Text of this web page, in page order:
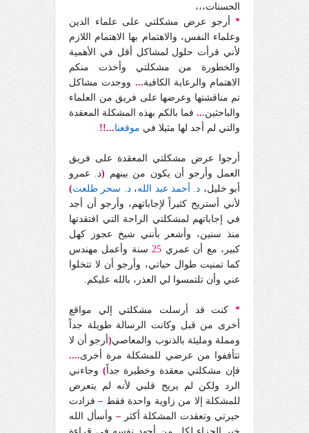
الحسنات،،،
* أرجو عرض مشكلتي على علماء الدين
وعلماء النفس، والاهتمام بها الاهتمام اللازم
لأني قرأت حلول لمشاكل أقل في الأهمية
والخطورة من مشكلتي وأخذت منكم
الاهتمام والرعاية الكافية... ووجدت مشاكل
تم مناقشتها وعرضها على فريق من العلماء
والباحثين... فما بالكم بهذه المشكلة المعقدة
والتي لم أجد لها مثيلا في موقعنا...!!
أرجوا عرض مشكلتي المعقدة على فريق
العمل وأرجو أن يكون من بينهم (د. عمرو
أبو خليل، د. أحمد عبد الله،د. سحر طلعت)
لأني أستريح كثيراً لإجاباتهم، وأرجو أن أجد
في إجاباتهم لمشكلتي الراحة التي افتقدتها
منذ سنين، وأشعر بأنني شيخ عجوز كهل
كبير، مع أن عمري 25 سنة وأعمل مهندس
كما تمنيت طوال حياتي، وأرجو أن لا تتخلوا
عني وأن تلتمسوا لي العذر، بالله عليكم.
* كنت قد أرسلت مشكلتي إلي مواقع
أخرى من قبل وكانت الرسالة طويلة جداً
ومملة ومليئة بالذنوب والمعاصي(أرجو أن لا
تتأففوا من عرضي للمشكلة مرة أخرى....
فإن مشكلتي معقدة وخطيرة جداً) وجاءني
الرد ولكن لم يريح قلبي لأنه لم يتعرض
للمشكلة إلا من زاوية واحدة فقط – فزادت
حيرتي وتعقدت المشكلة أكثر– وأسأل الله